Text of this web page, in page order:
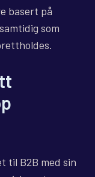
basert på
som
til B2B med sin